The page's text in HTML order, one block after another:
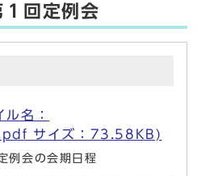
回定例会
名：
サイズ：73.58KB)
例会の会期日程